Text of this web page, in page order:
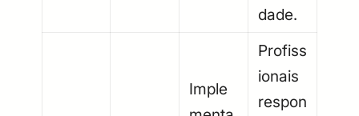
dade.
Imple
Profiss
ionais
respon